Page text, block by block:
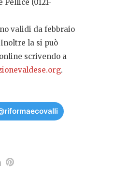
Pellice (0121-
validi da febbraio
la si può
scrivendo a
.